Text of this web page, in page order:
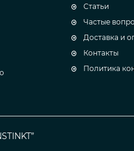
Статьи
Частые
Доставка и
Контакты
Политика